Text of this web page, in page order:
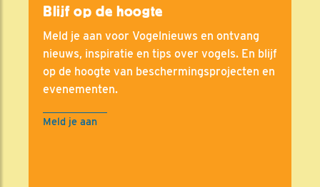
Blijf op de hoogte
Meld je aan voor Vogelnieuws en ontvang
nieuws, inspiratie en tips over vogels. En blijf
op de hoogte van beschermingsprojecten en
evenementen.
Meld je aan